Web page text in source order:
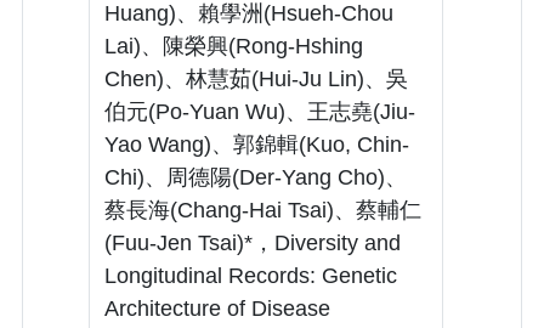
Huang)、賴學洲(Hsueh-Chou
Lai)、陳榮興(Rong-Hshing
Chen)、林慧茹(Hui-Ju Lin)、吳
伯元(Po-Yuan Wu)、王志堯(Jiu-
Yao Wang)、郭錦輯(Kuo, Chin-
Chi)、周德陽(Der-Yang Cho)、
蔡長海(Chang-Hai Tsai)、蔡輔仁
(Fuu-Jen Tsai)*，Diversity and
Longitudinal Records: Genetic
Architecture of Disease